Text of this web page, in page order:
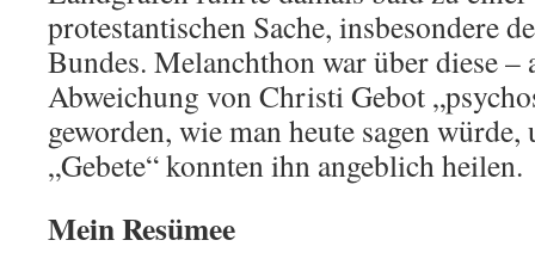
protestantischen Sache, insbesondere
Bundes. Melanchthon war über diese –
Abweichung von Christi Gebot
geworden, wie man heute sagen
„Gebete“ konnten ihn angeblich heilen.
Mein Resümee